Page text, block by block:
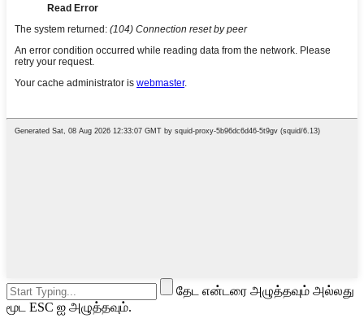
தேட என்டரை அழுத்தவும் அல்லது
மூட ESC ஐ அழுத்தவும்.